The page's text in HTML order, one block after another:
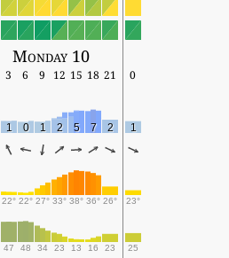
Monday 10
3 6 9 12 15 18 21
0
1 0 1 2 5 7 2 1
22° 22° 27° 33° 38° 36° 26° 23°
47 48 34 23 13 16 23 25